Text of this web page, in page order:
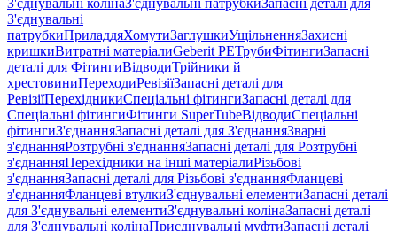
З'єднувальні колінаЗ'єднувальні патрубкиЗапасні деталі для
З'єднувальні
патрубкиПриладдяХомутиЗаглушкиУщільненняЗахисні
кришкиВитратні матеріалиGeberit PEТрубиФітингиЗапасні
деталі для ФітингиВідводиТрійники й
хрестовиниПереходиРевізіїЗапасні деталі для
РевізіїПерехідникиСпеціальні фітингиЗапасні деталі для
Спеціальні фітингиФітинги SuperTubeВідводиСпеціальні
фітингиЗ'єднанняЗапасні деталі для З'єднанняЗварні
з'єднанняРозтрубні з'єднанняЗапасні деталі для Розтрубні
з'єднанняПерехідники на інші матеріалиРізьбові
з'єднанняЗапасні деталі для Різьбові з'єднанняФланцеві
з'єднанняФланцеві втулкиЗ'єднувальні елементиЗапасні деталі
для З'єднувальні елементиЗ'єднувальні колінаЗапасні деталі
для З'єднувальні колінаПриєднувальні муфтиЗапасні деталі